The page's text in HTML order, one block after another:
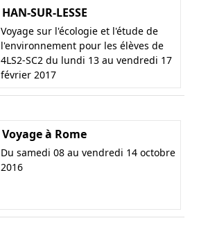
HAN-SUR-LESSE
Voyage sur l'écologie et l'étude de
l'environnement pour les élèves de
4LS2-SC2 du lundi 13 au vendredi 17
février 2017
Voyage à Rome
Du samedi 08 au vendredi 14 octobre
2016